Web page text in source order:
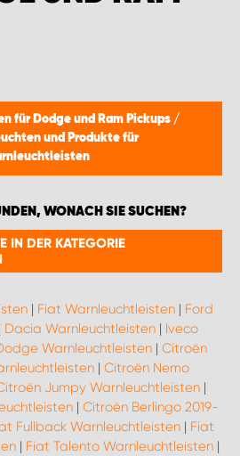
für Dodge und Ram Pickups /
und Produkte für
WONACH SIE SUCHEN?
IN DER KATEGORIE
| Fiat Warnleuchtleisten | Ford
Dacia Warnleuchtleisten| Iveco
Warnleuchtleisten | Citroën
| Citroën Nemo
Jumpy Warnleuchtleisten |
| Citroën Berlingo 2019-
Fullback Warnleuchtleisten| Fiat
| Fiat Talento Warnleuchtleisten |